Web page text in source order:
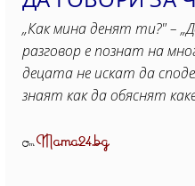
„Как мина денят ти?" –
разговор е познат на
децата не искат да
знаят как да обяснят
ОтMama24.bg